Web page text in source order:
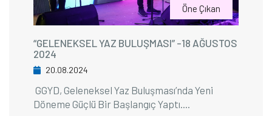
Öne Çıkan
“GELENEKSEL YAZ BULUŞMASI” -18 AĞUSTOS
2024
20.08.2024
GGYD, Geleneksel Yaz Buluşması’nda Yeni
Döneme Güçlü Bir Başlangıç Yaptı....